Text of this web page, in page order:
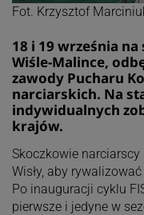
Fot. Krzysztof
18 i 19 września
Wiśle-Malince,
zawody Pucharu
narciarskich. Na
indywidualnych
krajów.
Skoczkowie
Wisły, aby
Po inauguracji cyklu
pierwsze i jedyne w